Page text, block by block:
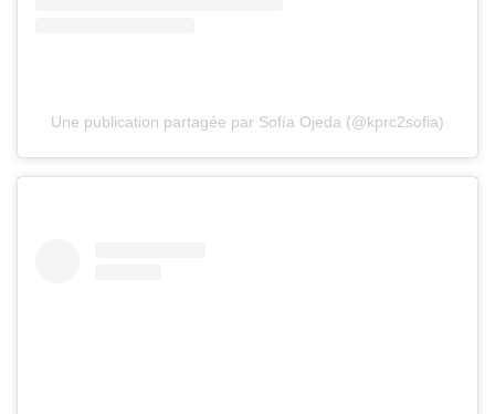
Une publication partagée par Sofía Ojeda (@kprc2sofia)